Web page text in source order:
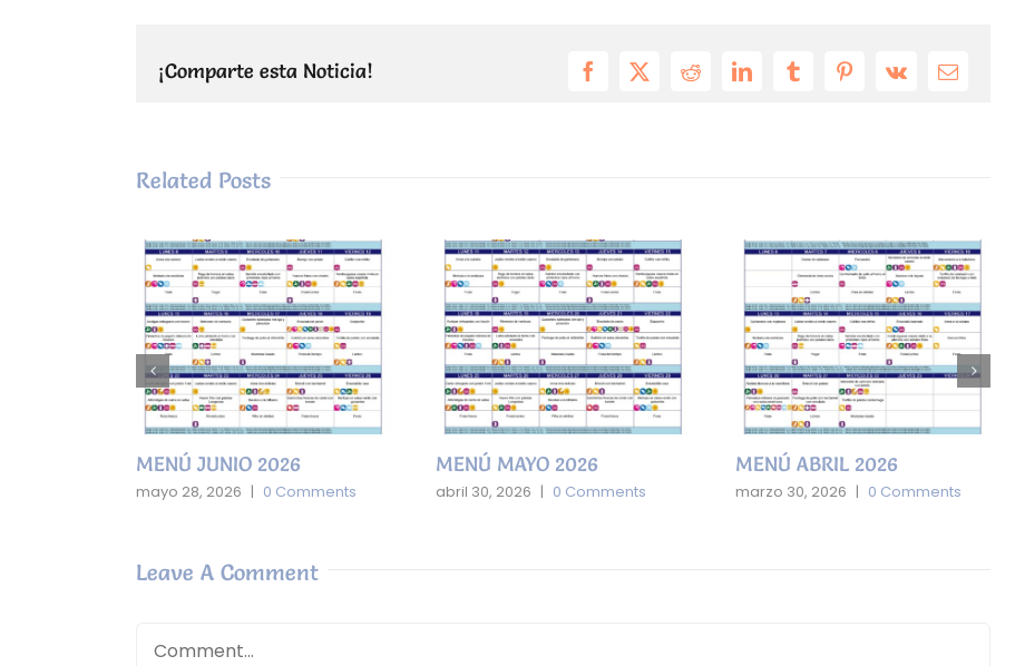
¡Comparte esta Noticia! Facebook
X RedditLinkedInTumblrPinterest
Vk Email
Related Posts
MENÚ MAYO 2026
abril 30, 2026 | 0 Comments
MENÚ ABRIL 2026
marzo 30, 2026 | 0 Comments
MENÚ MARZO 2026
febrero 27, 2026 | 0 Comments
Leave A Comment